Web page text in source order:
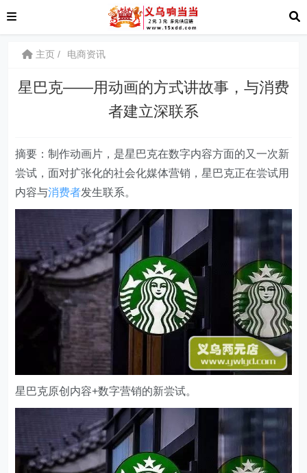
主页 电商资讯
星巴克——用动画的方式讲故事，与消费
者建立深联系
摘要：制作动画片，是星巴克在数字内容方面的又一次新
尝试，面对扩张化的社会化媒体营销，星巴克正在尝试用
内容与消费者发生联系。
星巴克原创内容+数字营销的新尝试。